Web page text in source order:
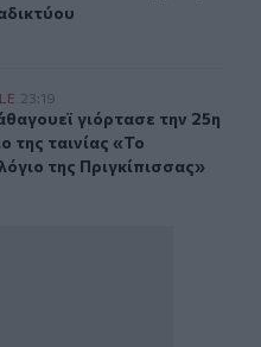
25η επέτειο της ταινίας
23:19
γιόρτασε την 25η
γιόρτασε την 25η
της ταινίας «Το
της Πριγκίπισσας»